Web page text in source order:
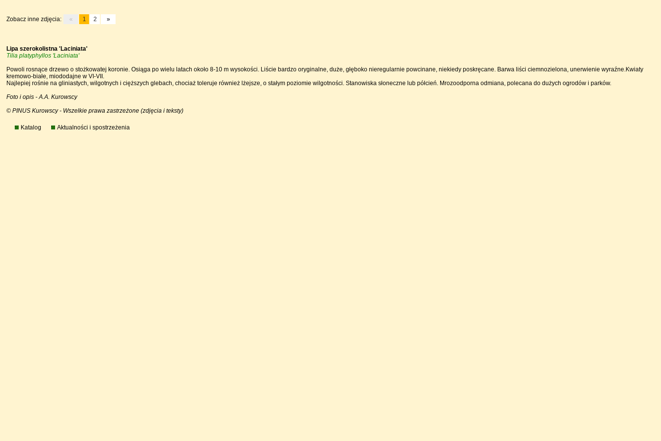
Zobacz inne zdjęcia: « 1 2 »
Lipa szerokolistna 'Laciniata'
Tilia platyphyllos 'Laciniata'
Powoli rosnące drzewo o stożkowatej koronie. Osiąga po wielu latach około 8-10 m wysokości. Liście bardzo oryginalne, duże, głęboko nieregularnie powcinane, niekiedy poskręcane. Barwa liści ciemnozielona, unerwienie wyraźne.Kwiaty
kremowo-białe, miododajne w VI-VII.
Najlepiej rośnie na gliniastych, wilgotnych i cięższych glebach, chociaż toleruje również lżejsze, o stałym poziomie wilgotności. Stanowiska słoneczne lub półcień. Mrozoodporna odmiana, polecana do dużych ogrodów i parków.
Foto i opis - A.A. Kurowscy
© PINUS Kurowscy - Wszelkie prawa zastrzeżone (zdjęcia i teksty)
Katalog Aktualności i spostrzeżenia